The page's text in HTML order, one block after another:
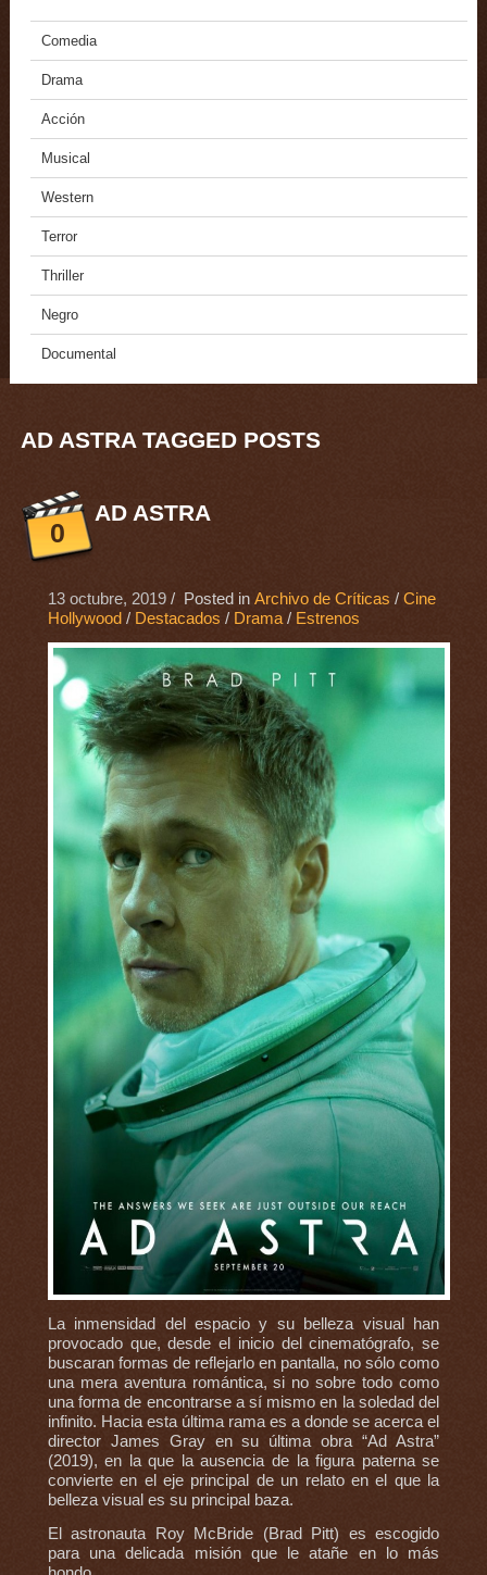
Comedia
Drama
Acción
Musical
Western
Terror
Thriller
Negro
Documental
AD ASTRA TAGGED POSTS
0
AD ASTRA
13 octubre, 2019/ Posted in Archivo de Críticas / Cine
Hollywood / Destacados / Drama/ Estrenos
La inmensidad del espacio y su belleza visual han
provocado que, desde el inicio del cinematógrafo, se
buscaran formas de reflejarlo en pantalla, no sólo como
una mera aventura romántica, si no sobre todo como
una forma de encontrarse a sí mismo en la soledad del
infinito. Hacia esta última rama es a donde se acerca el
director James Gray en su última obra “Ad Astra”
(2019), en la que la ausencia de la figura paterna se
convierte en el eje principal de un relato en el que la
belleza visual es su principal baza.
El astronauta Roy McBride (Brad Pitt) es escogido
para una delicada misión que le atañe en lo más